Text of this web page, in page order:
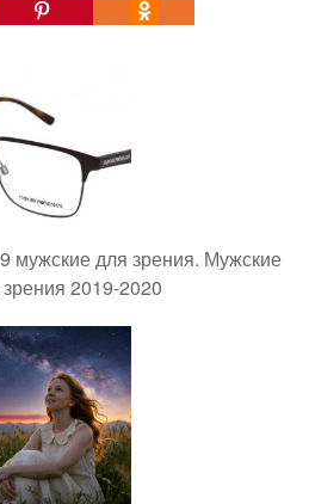
мужские для зрения. Мужские
2019-2020